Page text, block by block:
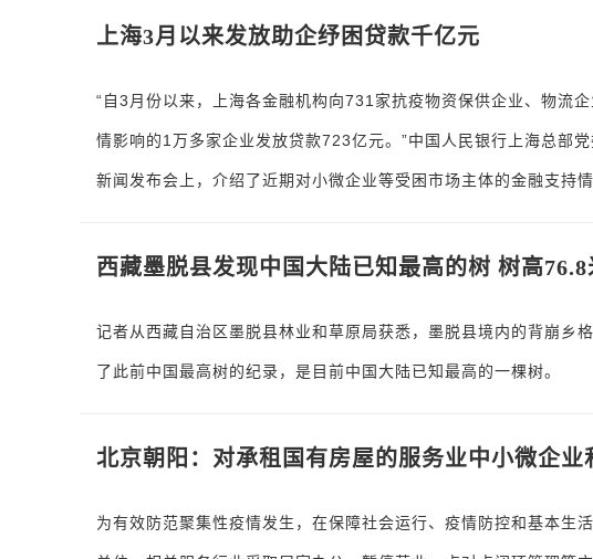
上海3月以来发放助企纾困贷款千亿元
“自3月份以来，上海各金融机构向731家抗疫物资保供企业、物流
情影响的1万多家企业发放贷款723亿元。”中国人民银行上海总部
新闻发布会上，介绍了近期对小微企业等受困市场主体的金融支持情
西藏墨脱县发现中国大陆已知最高的树 树高76.8
记者从西藏自治区墨脱县林业和草原局获悉，墨脱县境内的背崩乡
了此前中国最高树的纪录，是目前中国大陆已知最高的一棵树。
北京朝阳：对承租国有房屋的服务业中小微企
为有效防范聚集性疫情发生，在保障社会运行、疫情防控和基本生